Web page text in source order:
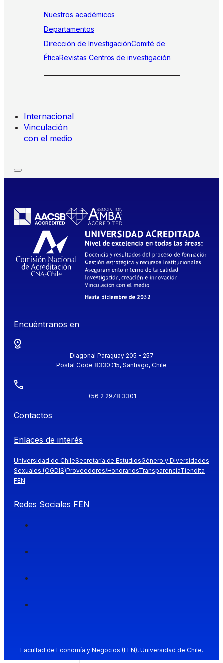
Nuestros académicos
Departamentos
Dirección de InvestigaciónComité de
ÉticaRevistas Centros de investigación
Internacional
Vinculación
con el medio
Encuéntranos en
Diagonal Paraguay 205 - 257
Postal Code 8330015, Santiago, Chile
+56 2 2978 3301
Contactos
Enlaces de interés
Universidad de ChileSecretaría de EstudiosGénero y Diversidades
Sexuales (OGDIS)Proveedores/HonorariosTransparenciaTiendita
FEN
Redes Sociales FEN
Facultad de Economía y Negocios (FEN), Universidad de Chile.